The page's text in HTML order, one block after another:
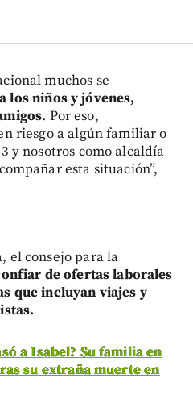
muchos se
los niños y jóvenes,
Por eso,
riesgo a algún familiar o
y nosotros como alcaldía
esta situación”,
el consejo para la
de ofertas laborales
que incluyan viajes y
a Isabel? Su familia en
su extraña muerte en